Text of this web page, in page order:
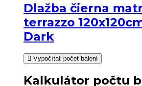
Dlažba čierna
terrazzo
Dark
Vypočítať počet balení
Kalkulátor počtu